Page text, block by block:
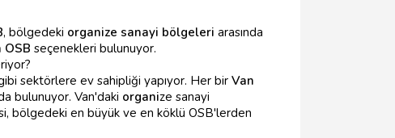
, bölgedeki organize sanayi bölgeleri arasında
OSB seçenekleri bulunuyor.
sektörlere ev sahipliği yapıyor. Her birVan
bulunuyor. Van'daki organize sanayi
bölgedeki en büyük ve en köklü OSB'lerden